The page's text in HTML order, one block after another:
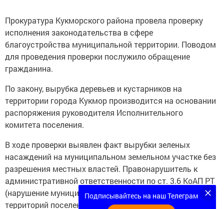
Прокуратура Кукморского района провела проверку
исполнения законодательства в сфере
благоустройства муниципальной территории. Поводом
для проведения проверки послужило обращение
гражданина.
По закону, вырубка деревьев и кустарников на
территории города Кукмор производится на основании
распоряжения руководителя Исполнительного
комитета поселения.
В ходе проверки выявлен факт вырубки зеленых
насаждений на муниципальном земельном участке без
разрешения местных властей. Правонарушитель к
административной ответственности по ст. 3.6 КоАП РТ
(нарушение муниципальных правил благоустройства
территорий поселений и городских округов) не
Подписывайтесь на наш Телеграм